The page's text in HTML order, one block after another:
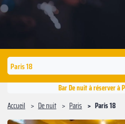
Bar De nuit à réserver à
Accueil
De nuit Paris Paris 18